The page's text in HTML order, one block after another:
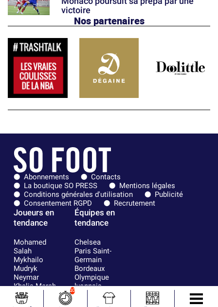
victoire
Nos partenaires
Abonnements
Contacts
La boutique SO PRESS
Mentions légales
Conditions générales d'utilisation
Publicité
Consentement RGPD
Recrutement
Joueurs en
tendance
Mohamed
Salah
Mykhailo
Mudryk
Neymar
Khalis Merah
Loïs Openda
Moussa
Équipes en
tendance
Chelsea
Paris Saint-
Germain
Bordeaux
Olympique
lyonnais
FIFA
Real Madrid
10